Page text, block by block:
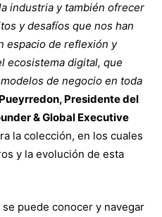
industria y también ofrecer
y desafíos que nos han
espacio de reflexión y
ecosistema digital, que
de negocio en toda
Presidente del
& Global Executive
la colección, en los cuales
y la evolución de esta
puede conocer y navegar